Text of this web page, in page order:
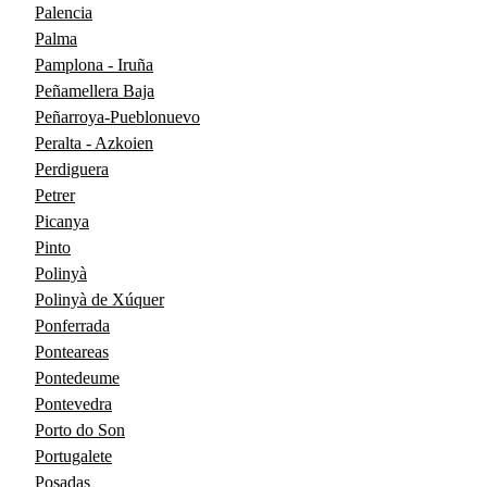
Palencia
Palma
Pamplona - Iruña
Peñamellera Baja
Peñarroya-Pueblonuevo
Peralta - Azkoien
Perdiguera
Petrer
Picanya
Pinto
Polinyà
Polinyà de Xúquer
Ponferrada
Ponteareas
Pontedeume
Pontevedra
Porto do Son
Portugalete
Posadas